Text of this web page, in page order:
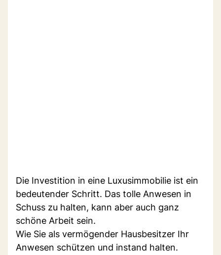
Die Investition in eine Luxusimmobilie ist ein
bedeutender Schritt. Das tolle Anwesen in
Schuss zu halten, kann aber auch ganz
schöne Arbeit sein.
Wie Sie als vermögender Hausbesitzer Ihr
Anwesen schützen und instand halten.